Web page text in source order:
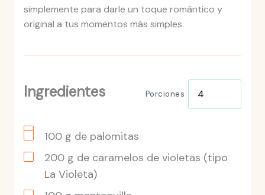
simplemente para darle un toque romántico y
original a tus momentos más simples.
Ingredientes Porciones
100 g de palomitas
200 g de caramelos de violetas (tipo
La Violeta)